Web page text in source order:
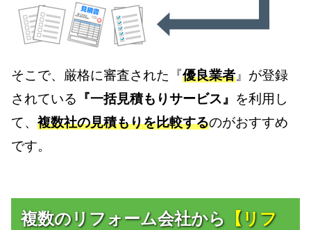
そこで、厳格に審査された『優良業者 』が登録
されている 『一括見積もりサービス』 を利用し
て、 複数社の見積もりを比較するのがおすすめ
です。
複数のリフォーム会社から 【リフ